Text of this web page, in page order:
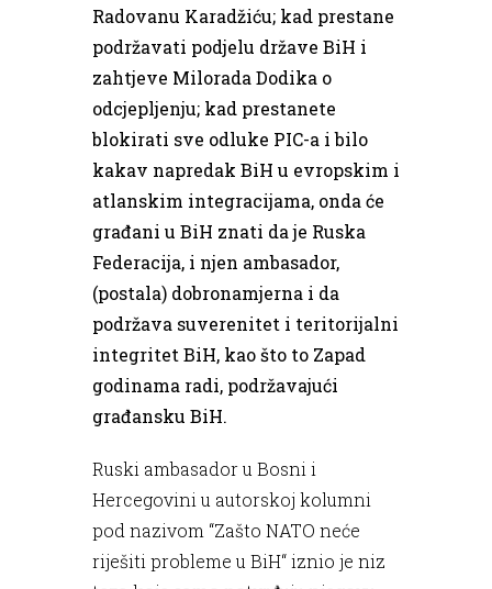
Radovanu Karadžiću; kad prestane
podržavati podjelu države BiH i
zahtjeve Milorada Dodika o
odcjepljenju; kad prestanete
blokirati sve odluke PIC-a i bilo
kakav napredak BiH u evropskim i
atlanskim integracijama, onda će
građani u BiH znati da je Ruska
Federacija, i njen ambasador,
(postala) dobronamjerna i da
podržava suverenitet i teritorijalni
integritet BiH, kao što to Zapad
godinama radi, podržavajući
građansku BiH.
Ruski ambasador u Bosni i
Hercegovini u autorskoj kolumni
pod nazivom “Zašto NATO neće
riješiti probleme u BiH“ iznio je niz